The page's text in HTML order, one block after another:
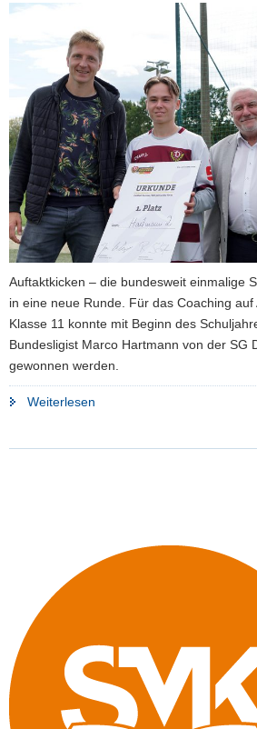
N
a
t
n
Auftaktkicken – die bundesweit einmalige
in eine neue Runde. Für das Coaching
Klasse 11 konnte mit Beginn des
Bundesligist Marco Hartmann von der SG
gewonnen werden.
Weiterlesen
Nachwuchstalente"